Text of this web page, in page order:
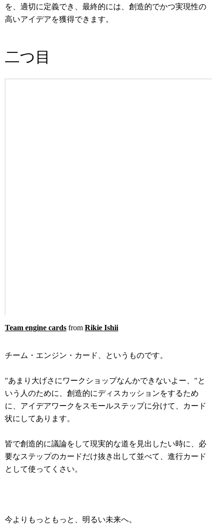
を、適切に定義でき、最終的には、創造的でかつ実現性の
高いアイデアを獲得できます。
二つ目
Team engine cards from Rikie Ishii
チーム・エンジン・カード、というものです。
"あまり大げさにワークショップなんかできないよー、"と
いう人のために、創造的にディスカッションをするため
に、アイデアワークをスモールステップに分けて、カード
状にしてあります。
皆で創造的に議論をして現実的な道を見出したい時に、必
要なステップのカードだけ抜き出して並べて、進行カード
として使ってくさい。
今よりもっともっと、明るい未来へ。